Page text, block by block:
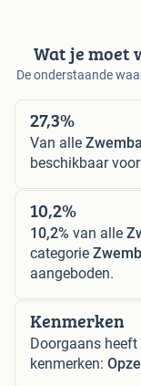
Wat je moet
De onderstaande
27,3%
Van alle
beschikbaar
10,2%
10,2% van alle
categorie
aangeboden.
Kenmerken
Doorgaans heeft
kenmerken: